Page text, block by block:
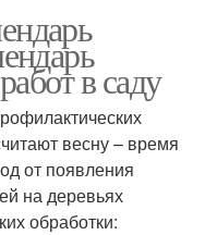
в саду
весну – время
от появления
на деревьях
обработки: